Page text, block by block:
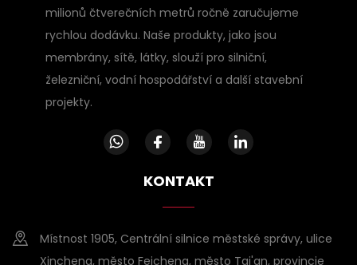
milionů čtverečních metrů ročně zaručujeme
rychlou dodávku. Naše produkty, jako jsou
membrány, sítě, látky, slouží pro silniční,
železniční, vodní hospodářství a další stavební
projekty.
KONTAKT
Místnost 1905, Centrální silnice městské správy, ulice
Xincheng, město Feicheng, město Tai'an, provincie